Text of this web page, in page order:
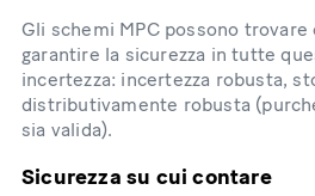
Gli schemi MPC possono
garantire la sicurezza in tutte
incertezza: incertezza robusta,
distributivamente robusta
sia valida).
Sicurezza su cui contare